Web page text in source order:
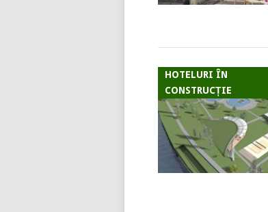
HOTELURI ÎN
CONSTRUCȚIE